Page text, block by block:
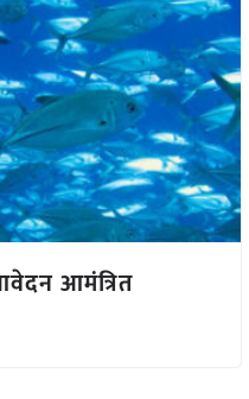
आमंत्रित